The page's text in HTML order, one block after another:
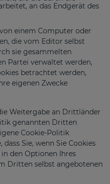
an das Endgerät des
einem Computer oder
die vom Editor selbst
sie gesammelten
Partei verwaltet werden,
betrachtet werden,
eigenen Zwecke
Weitergabe an Drittländer
genannten Dritten
Cookie-Politik
Sie, wenn Sie Cookies
den Optionen Ihres
Dritten selbst angebotenen